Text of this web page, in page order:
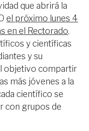
que abrirá la
el próximo lunes 4
en el Rectorado.
y científicas
y su
objetivo compartir
más jóvenes a la
científico se
con grupos de